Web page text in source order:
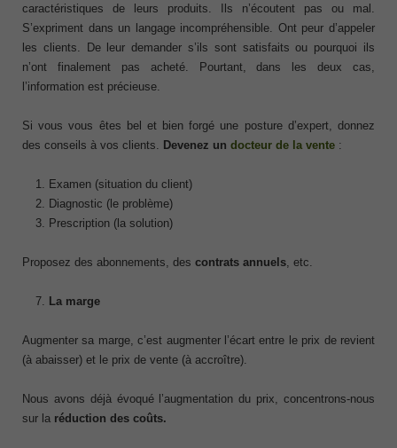
caractéristiques de leurs produits. Ils n’écoutent pas ou mal.
S’expriment dans un langage incompréhensible. Ont peur d’appeler
les clients. De leur demander s’ils sont satisfaits ou pourquoi ils
n’ont finalement pas acheté. Pourtant, dans les deux cas,
l’information est précieuse.
Si vous vous êtes bel et bien forgé une posture d’expert, donnez
des conseils à vos clients. Devenez un docteur de la vente :
Examen (situation du client)
Diagnostic (le problème)
Prescription (la solution)
Proposez des abonnements, des contrats annuels , etc.
La marge
Augmenter sa marge, c’est augmenter l’écart entre le prix de revient
(à abaisser) et le prix de vente (à accroître).
Nous avons déjà évoqué l’augmentation du prix, concentrons-nous
sur la réduction des coûts.